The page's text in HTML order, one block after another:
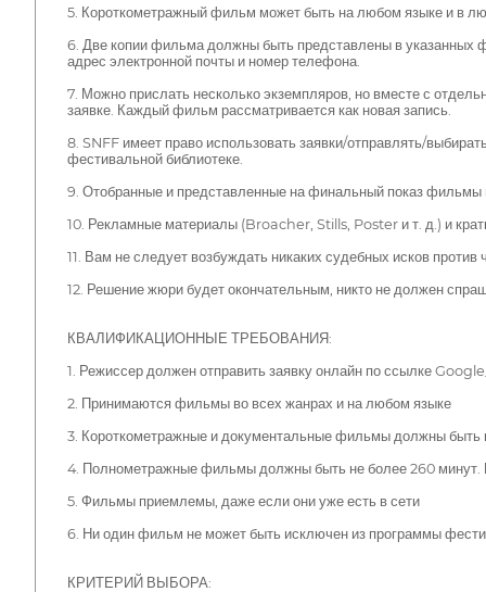
5. Короткометражный фильм может быть на любом языке и в
6. Две копии фильма должны быть представлены в указанных
адрес электронной почты и номер телефона.
7. Можно прислать несколько экземпляров, но вместе с
заявке. Каждый фильм рассматривается как новая запись.
8. SNFF имеет право использовать заявки/отправлять/
фестивальной библиотеке.
9. Отобранные и представленные на финальный показ фильмы
10. Рекламные материалы (Broacher, Stills, Poster и т. д.) и
11. Вам не следует возбуждать никаких судебных исков против
12. Решение жюри будет окончательным, никто не должен
КВАЛИФИКАЦИОННЫЕ ТРЕБОВАНИЯ:
1. Режиссер должен отправить заявку онлайн по ссылке
2. Принимаются фильмы во всех жанрах и на любом языке
3. Короткометражные и документальные фильмы должны
4. Полнометражные фильмы должны быть не более 260
5. Фильмы приемлемы, даже если они уже есть в сети
6. Ни один фильм не может быть исключен из программы
КРИТЕРИЙ ВЫБОРА: